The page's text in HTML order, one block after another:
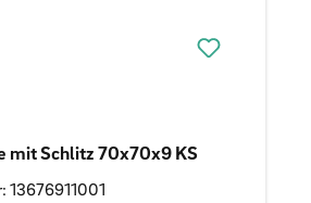
mit Schlitz 70x70x9 KS
13676911001